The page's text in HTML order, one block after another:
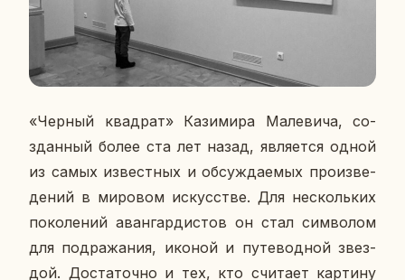
«Черный квад­рат» Ка­зи­ми­ра Ма­ле­ви­ча, со­
здан­ный более ста лет назад, яв­ля­ет­ся одной
из самых из­вест­ных и об­суж­да­е­мых про­из­ве­
де­ний в ми­ро­вом ис­кус­стве. Для несколь­ких
по­ко­ле­ний аван­гар­ди­стов он стал сим­во­лом
для под­ра­жа­ния, иконой и пу­те­вод­ной звез­
дой. До­ста­точ­но и тех, кто счи­та­ет кар­ти­ну